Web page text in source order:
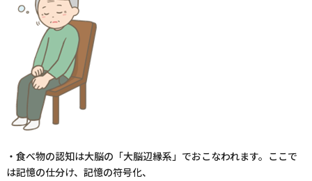
・食べ物の認知は大脳の「大脳辺縁系」でおこなわれます。ここで
は記憶の仕分け、記憶の符号化、